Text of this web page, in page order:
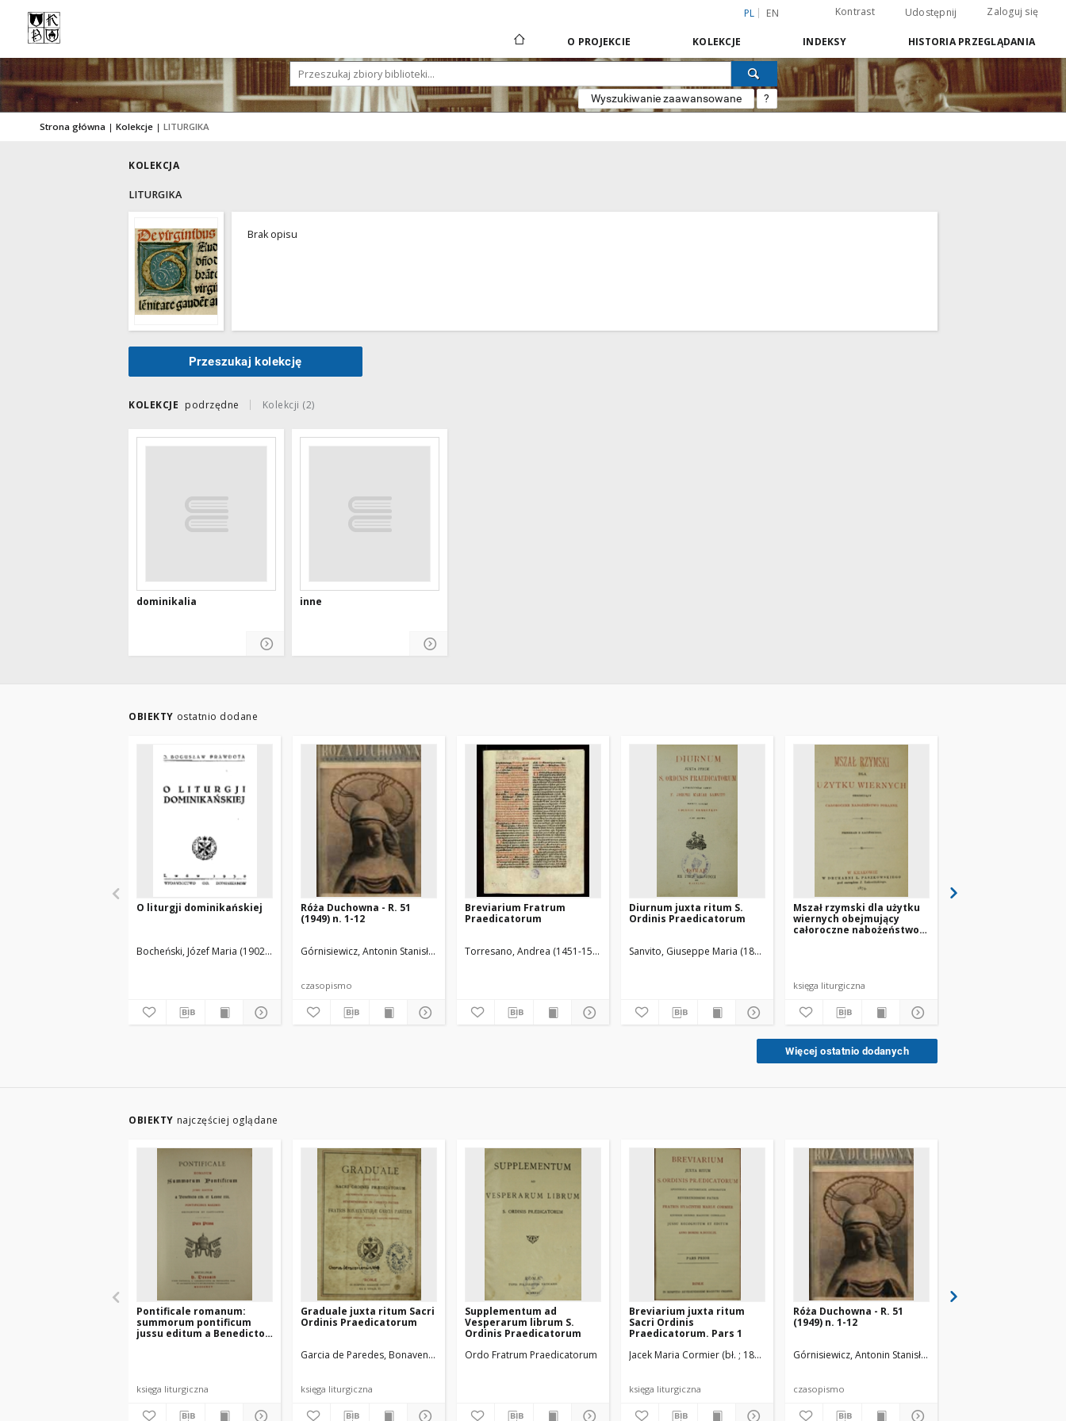
PL EN Kontrast Udostępnij Zaloguj się
O PROJEKCIE KOLEKCJE INDEKSY HISTORIA PRZEGLĄDANIA
Wyszukiwanie zaawansowane ?
Strona główna | Kolekcje | LITURGIKA
KOLEKCJA
LITURGIKA
Brak opisu
Przeszukaj kolekcję
KOLEKCJE podrzędne Kolekcji (2)
dominikalia inne
OBIEKTY ostatnio dodane
O liturgji dominikańskiej
Bocheński, Józef Maria (1902-1995)
Róża Duchowna - R. 51
(1949) n. 1-12
Górnisiewicz, Antonin Stanisław (1871-1948). Red.
czasopismo
Breviarium Fratrum
Praedicatorum
Torresano, Andrea (1451-1529). Druk.
Diurnum juxta ritum S.
Ordinis Praedicatorum
Sanvito, Giuseppe Maria (1823- )
Mszał rzymski dla użytku
wiernych obejmujący
całoroczne nabożeństwo
księga liturgiczna
Więcej ostatnio dodanych
OBIEKTY najczęściej oglądane
Pontificale romanum:
summorum pontificum
jussu editum a Benedicto
księga liturgiczna
Graduale juxta ritum Sacri
Ordinis Praedicatorum
Garcia de Paredes, Bonaventura (?-1936) Ordo Fratrum Praedicatorum
księga liturgiczna
Supplementum ad
Vesperarum librum S.
Ordinis Praedicatorum
Ordo Fratrum Praedicatorum
Breviarium juxta ritum
Sacri Ordinis
Praedicatorum. Pars 1
Jacek Maria Cormier (bł. ; 1832-1916)
Ordo Fratrum Praedicatorum
księga liturgiczna
Róża Duchowna - R. 51
(1949) n. 1-12
Górnisiewicz, Antonin Stanisław (1871-1948). Red.
czasopismo